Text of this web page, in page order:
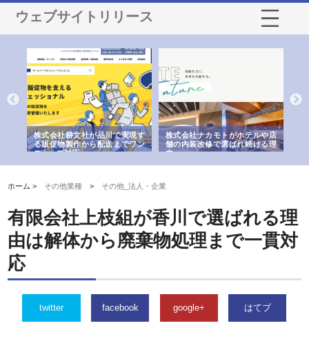
ウェブサイトリリース
株式会社耕文社が品川で実現す
る販促物製作から配送までワン
ストップ対応
株式会社ナカモトがホテルや店
舗の内装改修で選ばれ続ける理
由
ホーム > その他業種 > その他_法人・企業
有限会社上枝組が香川で選ばれる理
由は解体から廃棄物処理まで一貫対
応
twitter facebook google+ はてブ